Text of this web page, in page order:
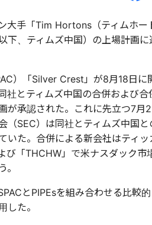
大手「Tim Hortons（ティムホー
下、ティムズ中国）の上場計画に
）「Silver Crest」が8月18日に
社とティムズ中国の合併および合
が承認された。これに先立つ7月
（SEC）は同社とティムズ中国と
いた。合併による新会社はティッ
び「THCHW」で米ナスダック市
とPIPEsを組み合わせる比較的
した。